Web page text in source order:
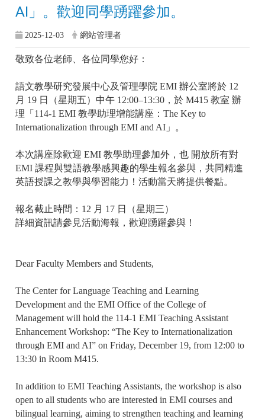
AI」。歡迎同學踴躍參加。
2025-12-03 網站管理者
敬致各位老師、各位同學您好：
語文教學研究發展中心及管理學院 EMI辦公室將於 12
月 19 日（星期五）中午 12:00–13:30 ，於 M415教室 辦
理「 114-1 EMI教學助理增能講座：The Key to
Internationalization through EMI and AI 」。
本次講座除歡迎 EMI教學助理參加外，也 開放所有對
EMI課程與雙語教學感興趣的學生報名參與，共同精進
英語授課之教學與學習能力！活動當天將提供餐點。
報名截止時間： 12 月 17 日（星期三）
詳細資訊請參見活動海報，歡迎踴躍參與！
Dear Faculty Members and Students,
The Center for Language Teaching and Learning
Development and the EMI Office of the College of
Management will hold the 114-1 EMI Teaching Assistant
Enhancement Workshop: “The Key to Internationalization
through EMI and AI” on Friday, December 19, from 12:00 to
13:30 in Room M415.
In addition to EMI Teaching Assistants, the workshop is also
open to all students who are interested in EMI courses and
bilingual learning, aiming to strengthen teaching and learning